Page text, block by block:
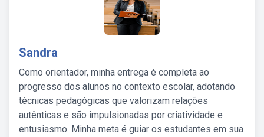
Sandra
Como orientador, minha entrega é completa ao
progresso dos alunos no contexto escolar, adotando
técnicas pedagógicas que valorizam relações
autênticas e são impulsionadas por criatividade e
entusiasmo. Minha meta é guiar os estudantes em sua